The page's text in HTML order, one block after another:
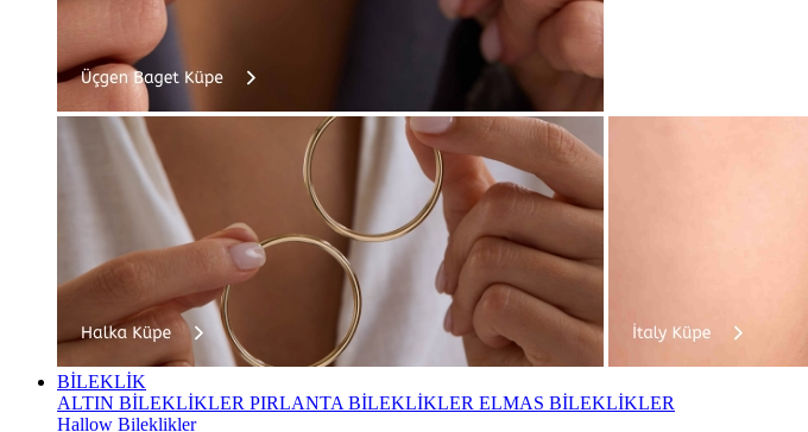
BİLEKLİK
ALTIN BİLEKLİKLER PIRLANTA BİLEKLİKLER ELMAS BİLEKLİKLER
Hallow Bileklikler